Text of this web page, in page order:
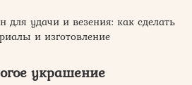
для удачи и везения: как сделать
и изготовление
украшение